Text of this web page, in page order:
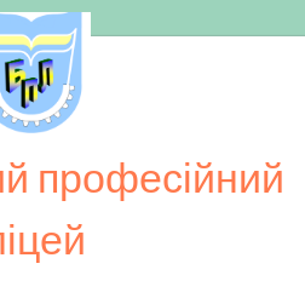
професійний